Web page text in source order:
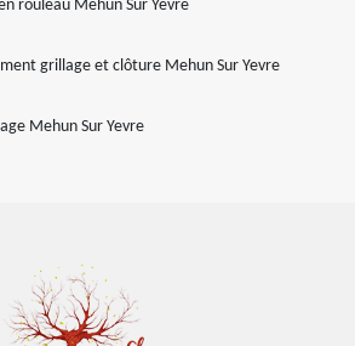
rouleau Mehun Sur Yevre
grillage et clôture Mehun Sur Yevre
Mehun Sur Yevre